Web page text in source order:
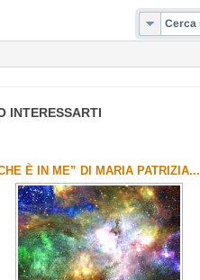
INTERESSARTI
È IN ME” DI MARIA PATRIZIA...